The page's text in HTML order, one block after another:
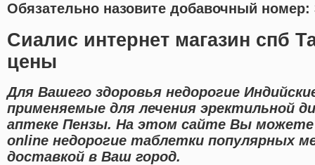
Обязательно назовите добавочный номер:
Сиалис интернет магазин спб
цены
Для Вашего здоровья недорогие
применяемые для лечения эректильной
аптеке Пензы. На этом сайте Вы можете
online недорогие таблетки популярных
доставкой в Ваш город.